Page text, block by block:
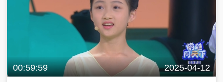
00:59:59 2025-04-12